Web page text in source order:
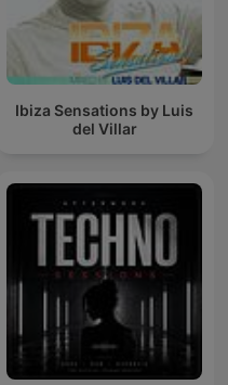
Ibiza Sensations by Luis
del Villar